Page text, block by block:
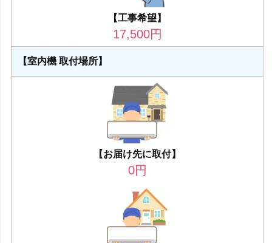
【工事希望】
17,500円
【室内機 取付場所】
【お届け先に取付】
0円